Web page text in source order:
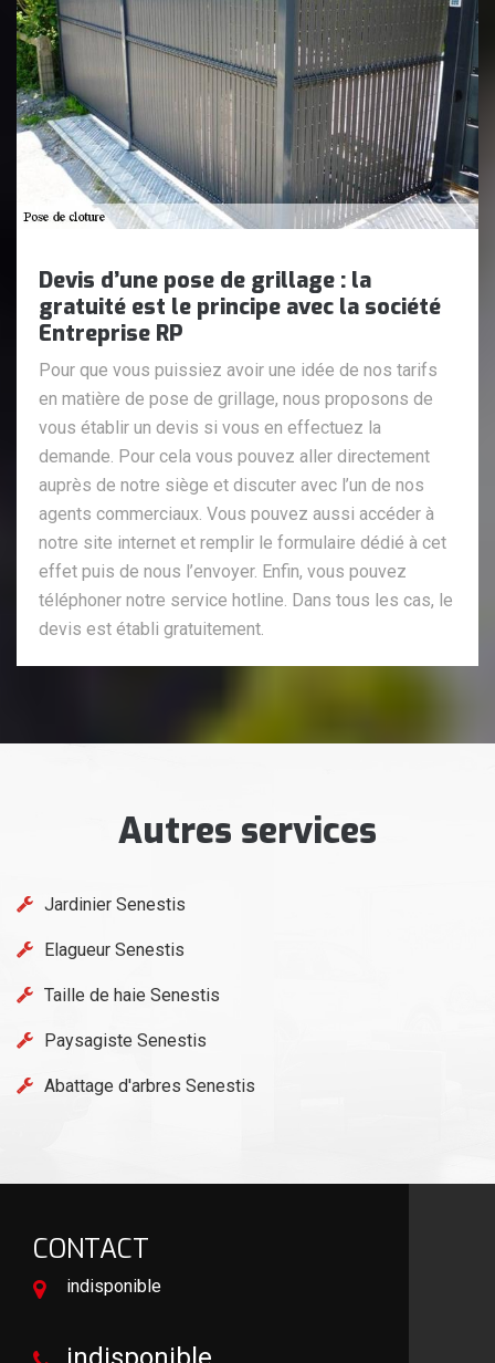
Devis d’une pose de grillage : la
gratuité est le principe avec la société
Entreprise RP
Pour que vous puissiez avoir une idée de nos tarifs
en matière de pose de grillage, nous proposons de
vous établir un devis si vous en effectuez la
demande. Pour cela vous pouvez aller directement
auprès de notre siège et discuter avec l’un de nos
agents commerciaux. Vous pouvez aussi accéder à
notre site internet et remplir le formulaire dédié à cet
effet puis de nous l’envoyer. Enfin, vous pouvez
téléphoner notre service hotline. Dans tous les cas, le
devis est établi gratuitement.
Autres services
Jardinier Senestis
Elagueur Senestis
Taille de haie Senestis
Paysagiste Senestis
Abattage d'arbres Senestis
CONTACT
indisponible